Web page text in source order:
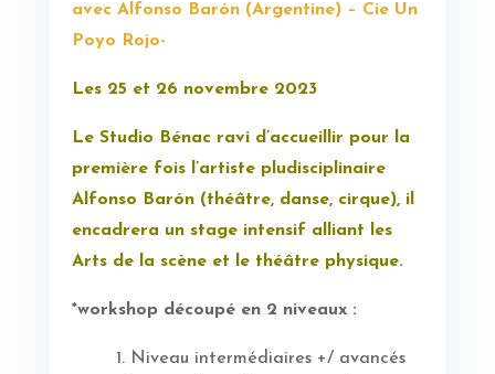
avec Alfonso Barón (Argentine) – Cie Un
Poyo Rojo-
Les 25 et 26 novembre 2023
Le Studio Bénac ravi d’accueillir pour la
première fois l’artiste pludisciplinaire
Alfonso
Barón (théâtre, danse, cirque), il
encadrera un stage intensif alliant les
Arts de la scène et le théâtre physique.
*workshop découpé en 2 niveaux :
1. Niveau intermédiaires +/ avancés